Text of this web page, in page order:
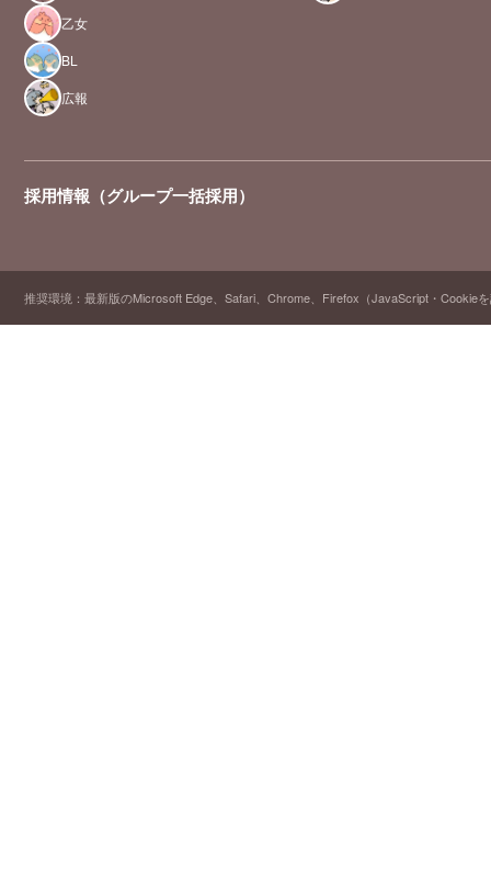
乙女
BL
広報
採用情報（グループ一括採用）
推奨環境：最新版のMicrosoft Edge、Safari、Chrome、Firefox（JavaScript・Cookie